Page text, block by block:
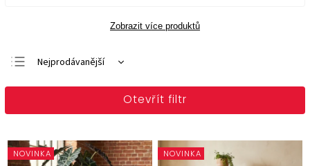
Zobrazit více produktů
Doporučujeme
Nejprodávanější
Abecedně
Otevřít filtr
NOVINKA NOVINKA